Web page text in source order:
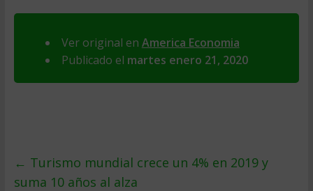
Ver original en America Economia
Publicado el martes enero 21, 2020
← Turismo mundial crece un 4% en 2019 y
suma 10 años al alza